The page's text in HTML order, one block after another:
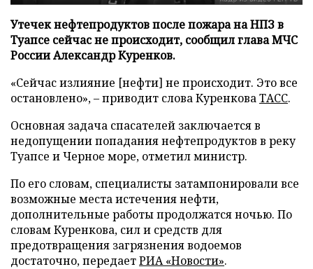
Утечек нефтепродуктов после пожара на НПЗ в
Туапсе сейчас не происходит, сообщил глава МЧС
России Александр Куренков.
«Сейчас излияние [нефти] не происходит. Это все
остановлено», – приводит слова КуренковаТАСС.
Основная задача спасателей заключается в
недопущении попадания нефтепродуктов в реку
Туапсе и Черное море, отметил министр.
По его словам, специалисты затампонировали все
возможные места истечения нефти,
дополнительные работы продолжатся ночью. По
словам Куренкова, сил и средств для
предотвращения загрязнения водоемов
достаточно, передаетРИА «Новости».